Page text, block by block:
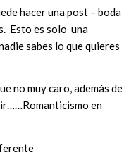
hacer una post – boda
Esto es solo una
sabes lo que quieres
no muy caro, además de
en